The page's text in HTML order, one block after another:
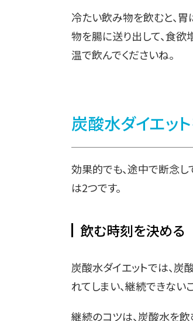
冷たい飲み物を飲むと、胃
物を腸に送り出して、食欲
温で飲んでくださいね。
炭酸水ダイエッ
効果的でも、途中で断念し
は2つです。
飲む時刻を決める
炭酸水ダイエットでは、
れてしまい、継続できない
継続のコツは、炭酸水を飲